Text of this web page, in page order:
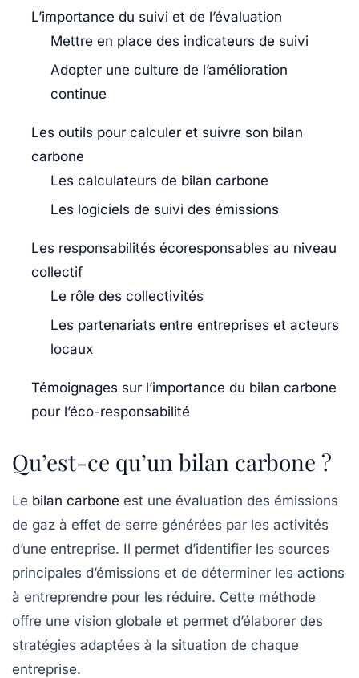
L’importance du suivi et de l’évaluation
Mettre en place des indicateurs de suivi
Adopter une culture de l’amélioration
continue
Les outils pour calculer et suivre son bilan
carbone
Les calculateurs de bilan carbone
Les logiciels de suivi des émissions
Les responsabilités écoresponsables au niveau
collectif
Le rôle des collectivités
Les partenariats entre entreprises et acteurs
locaux
Témoignages sur l’importance du bilan carbone
pour l’éco-responsabilité
Qu’est-ce qu’un bilan carbone ?
Le bilan carbone est une évaluation des émissions
de gaz à effet de serre générées par les activités
d’une entreprise. Il permet d’identifier les sources
principales d’émissions et de déterminer les actions
à entreprendre pour les réduire. Cette méthode
offre une vision globale et permet d’élaborer des
stratégies adaptées à la situation de chaque
entreprise.